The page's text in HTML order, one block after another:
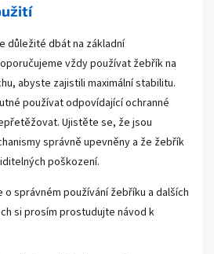
důležité dbát na základní
vždy používat žebřík na
abyste zajistili maximální stabilitu.
používat odpovídající ochranné
Ujistěte se, že jsou
správně upevněny a že žebřík
poškození.
správném používání žebříku a dalších
si prosím prostudujte návod k